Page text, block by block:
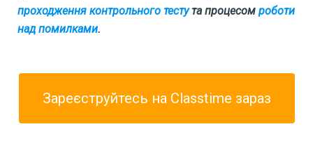
проходження контрольного тестута процесом роботи
над помилками.
Зареєструйтесь на Classtime зараз